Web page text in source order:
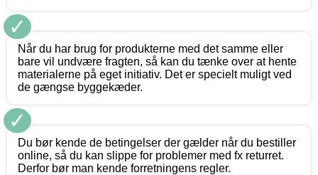
✓
Når du har brug for produkterne med det samme eller
bare vil undvære fragten, så kan du tænke over at hente
materialerne på eget initiativ. Det er specielt muligt ved
de gængse byggekæder.
✓
Du bør kende de betingelser der gælder når du bestiller
online, så du kan slippe for problemer med fx returret.
Derfor bør man kende forretningens regler.